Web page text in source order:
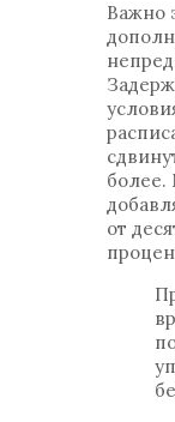
Важно
более.
от